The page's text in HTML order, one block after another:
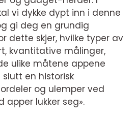
vi dykke dypt inn i denne
gi deg en grundig
dette skjer, hvilke typer av
kvantitative målinger,
ulike måtene appene
slutt en historisk
og ulemper ved
apper lukker seg».